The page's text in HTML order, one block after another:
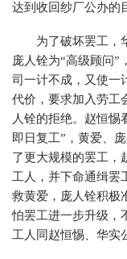
达到收回纱厂公办的
为了破坏罢工，
庞人铨为“高级顾问”
司一计不成，又使一
代价，要求加入劳工
人铨的拒绝。赵恒惕
即日复工”，黄爱、
了更大规模的罢工，
工人，并下命通缉罢
救黄爱，庞人铨积极
怕罢工进一步升级，
工人同赵恒惕、华实